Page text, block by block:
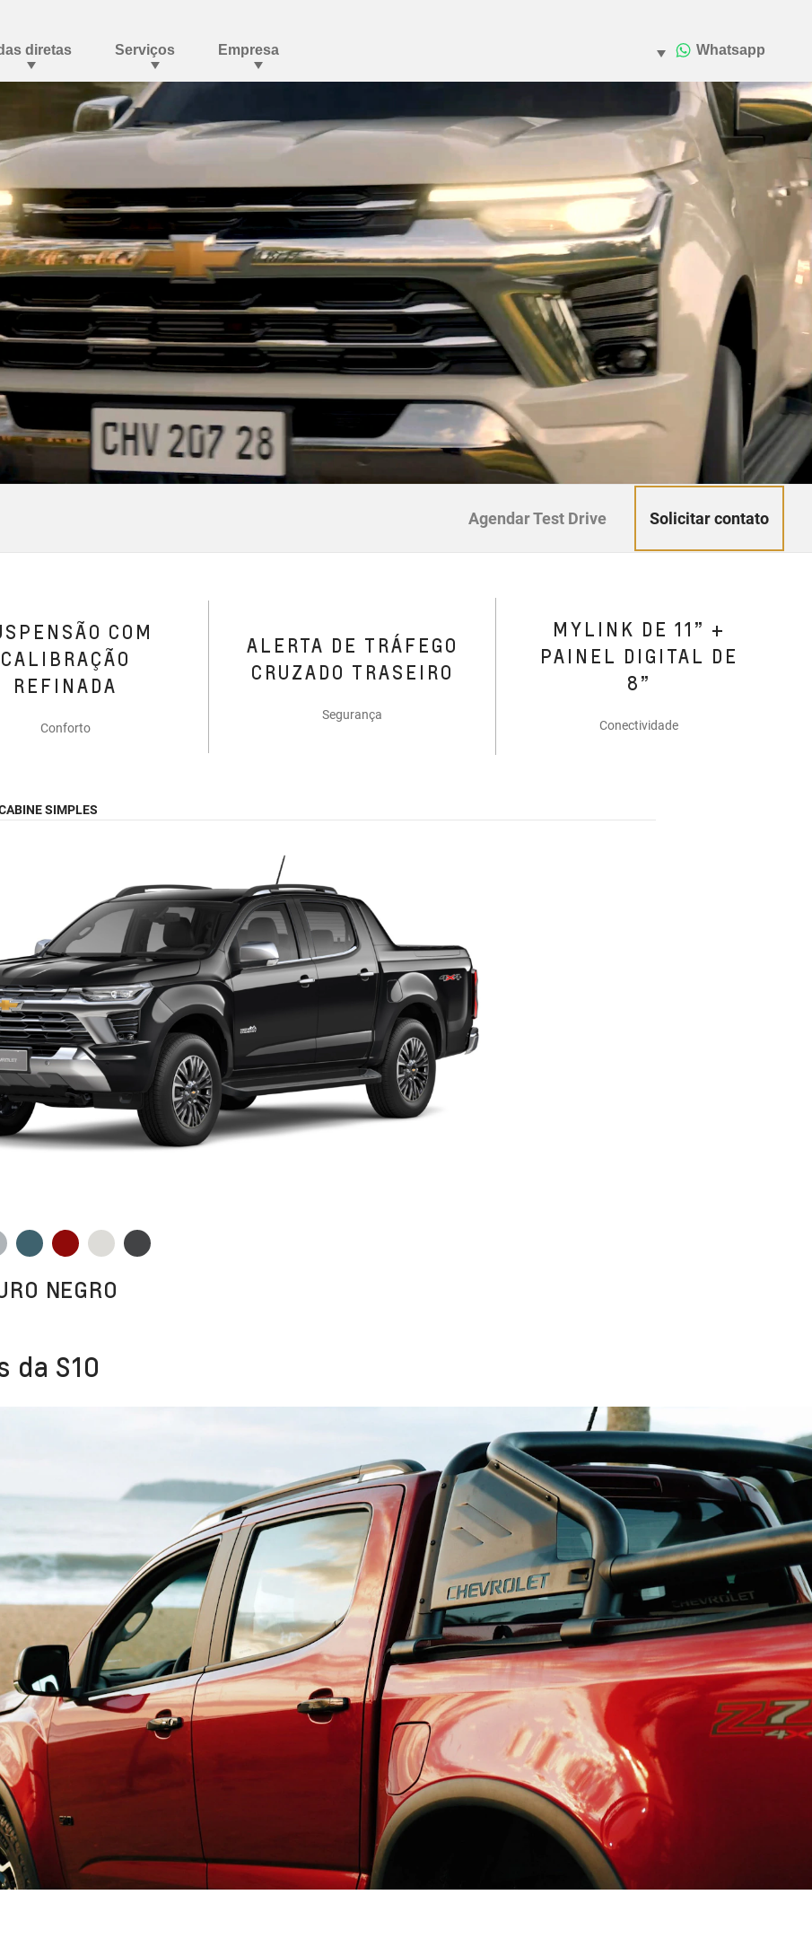
Agendar Test Drive Solicitar contato
COM
CALIBRAÇÃO
REFINADA
Conforto
ALERTA DE TRÁFEGO
CRUZADO TRASEIRO
Segurança
MYLINK DE 11” +
PAINEL DIGITAL DE
8”
Conectividade
SIMPLES
NEGRO
da S10